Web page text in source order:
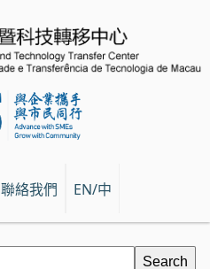
聯絡我們 EN/中